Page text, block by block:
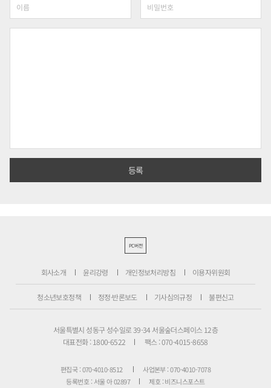
PC버전
회사소개 윤리강령 개인정보처리방침 이용자위원회
청소년보호정책 정정·반론보도 기사심의규정 불편신고
서울특별시 성동구 성수일로 39-34 서울숲더스페이스 12층
대표전화 : 1800-6522
팩스 : 070-4015-8658
편집국 : 070-4010-8512
사업본부 : 070-4010-7078
등록번호 : 서울 아 02897
제호 : 비즈니스포스트